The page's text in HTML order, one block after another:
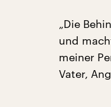
„Die
und
meiner
Vater,